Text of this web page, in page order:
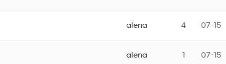
alena 4 07-15
alena 07-15